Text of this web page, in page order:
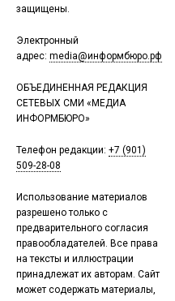
защищены.
Электронный
адрес: media@информбюро.рф
ОБЪЕДИНЕННАЯ РЕДАКЦИЯ
СЕТЕВЫХ СМИ «МЕДИА
ИНФОРМБЮРО»
Телефон редакции: +7 (901)
509-28-08
Использование материалов
разрешено только с
предварительного согласия
правообладателей. Все права
на тексты и иллюстрации
принадлежат их авторам. Сайт
может содержать материалы,